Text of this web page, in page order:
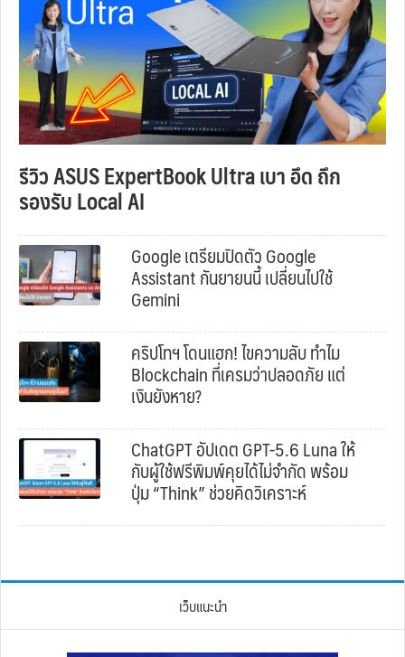
รีวิว ASUS ExpertBook Ultra เบา อึด ถึก
รองรับ Local AI
Google เตรียมปิดตัว Google
Assistant กันยายนนี้ เปลี่ยนไปใช้
Gemini
คริปโทฯ โดนแฮก! ไขความลับ ทำไม
Blockchain ที่เครมว่าปลอดภัย แต่
เงินยังหาย?
ChatGPT อัปเดต GPT-5.6 Luna ให้
กับผู้ใช้ฟรีพิมพ์คุยได้ไม่จำกัด พร้อม
ปุ่ม “Think” ช่วยคิดวิเคราะห์
เว็บแนะนำ